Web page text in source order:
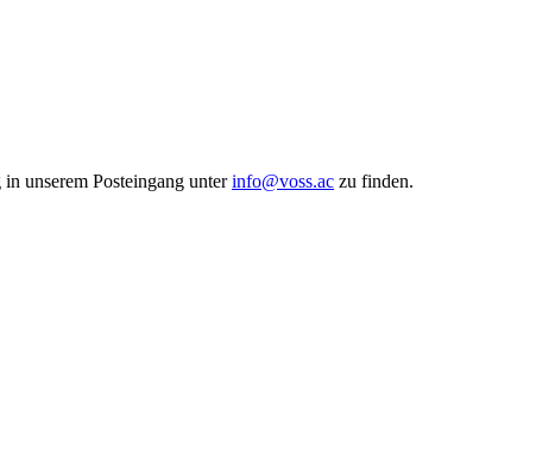
unserem Posteingang unterinfo@voss.ac zu finden.